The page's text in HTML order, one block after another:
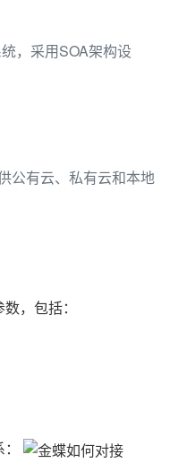
，采用SOA架构设
公有云、私有云和本地
，包括：